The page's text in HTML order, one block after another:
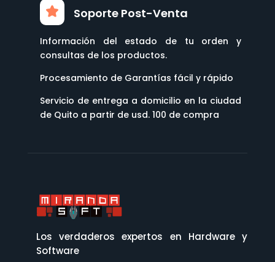
Soporte Post-Venta
Información del estado de tu orden y
consultas de los productos.
Procesamiento de Garantías fácil y rápido
Servicio de entrega a domicilio en la ciudad
de Quito a partir de usd. 100 de compra
Los verdaderos expertos en Hardware y
Software